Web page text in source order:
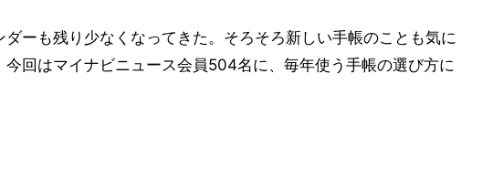
ーも残り少なくなってきた。そろそろ新しい手帳のことも気に
回はマイナビニュース会員504名に、毎年使う手帳の選び方に